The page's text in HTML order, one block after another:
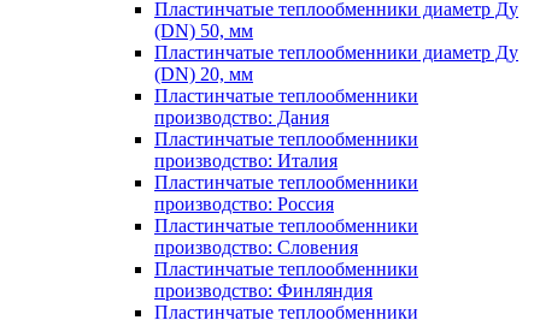
Пластинчатые теплообменники диаметр Ду
(DN) 50, мм
Пластинчатые теплообменники диаметр Ду
(DN) 20, мм
Пластинчатые теплообменники
производство: Дания
Пластинчатые теплообменники
производство: Италия
Пластинчатые теплообменники
производство: Россия
Пластинчатые теплообменники
производство: Словения
Пластинчатые теплообменники
производство: Финляндия
Пластинчатые теплообменники